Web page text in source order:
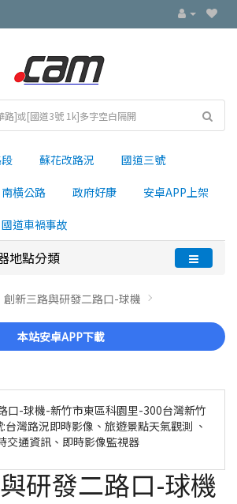
蘇花改路況 國道三號
南横公路 政府好康 安卓APP上架
道車禍事故
地點分類
創新三路與研發二路口-球機
本站安卓APP下載
口-球機-新竹市東區科園里-300台灣新竹
灣路況即時影像、旅遊景點天氣觀測 、
交通資訊、即時影像監視器
研發二路口-球機